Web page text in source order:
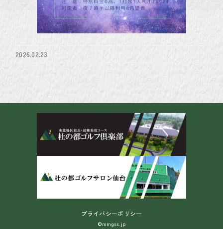
2026.02.23
プライバシーポリシー
©mmgss.jp